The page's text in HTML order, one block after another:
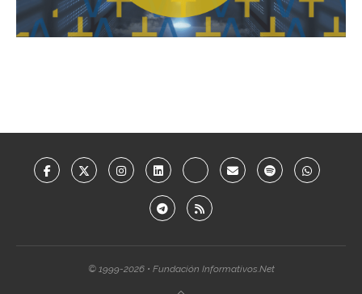
© 1999-2026 • Fundación Informativos.Net